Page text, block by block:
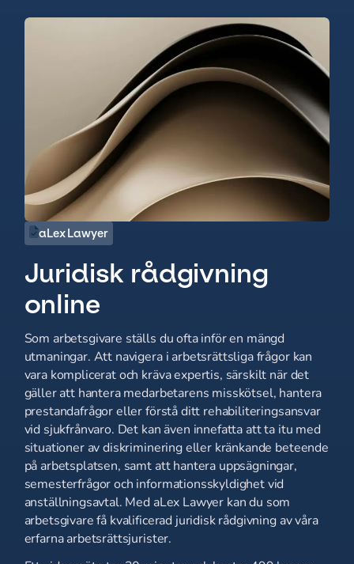
aLex Lawyer
Juridisk rådgivning
online
Som arbetsgivare ställs du ofta inför en mängd
utmaningar. Att navigera i arbetsrättsliga frågor kan
vara komplicerat och kräva expertis, särskilt när det
gäller att hantera medarbetarens misskötsel, hantera
prestandafrågor eller förstå ditt rehabiliteringsansvar
vid sjukfrånvaro. Det kan även innefatta att ta itu med
situationer av diskriminering eller kränkande beteende
på arbetsplatsen, samt att hantera uppsägningar,
semesterfrågor och informationsskyldighet vid
anställningsavtal. Med aLex Lawyer kan du som
arbetsgivare få kvalificerad juridisk rådgivning av våra
erfarna arbetsrättsjurister.